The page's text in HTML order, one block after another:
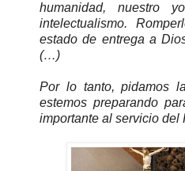
humanidad, nuestro
intelectualismo.
estado de entrega a
(…)
Por lo tanto, pidamos
estemos preparando
importante al servicio del